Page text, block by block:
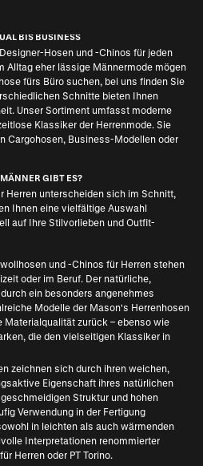
BIS BUSINESS
Hosen und -Chinos für jeden
Alltag eher lässige Männermode mögen
fürs Büro suchen, bei uns finden Sie
Schnitte bieten Ihnen
Unser Sortiment umfasst moderne
Klassiker der Herrenmode. Sie
Cargohosen, Business-Modellen oder
GIBT ES?
Herren unterscheiden sich im Schnitt,
Ihnen eine vielfältige Auswahl
auf Ihre Stilvorlieben und Outfit-
und -Chinos für Herren stehen
oder im Beruf. Der natürliche,
ein besonders angenehmes
Modelle der Mason's Herrenhosen
zurück – ebenso wie
die den vielseitigen Klassiker in
zeichnen sich durch ihren weichen,
Eigenschaft ihres natürlichen
Struktur und hohen
Verwendung in der Fertigung
in leichten als auch wärmenden
Interpretationen renommierter
Herren oder PT Torino.